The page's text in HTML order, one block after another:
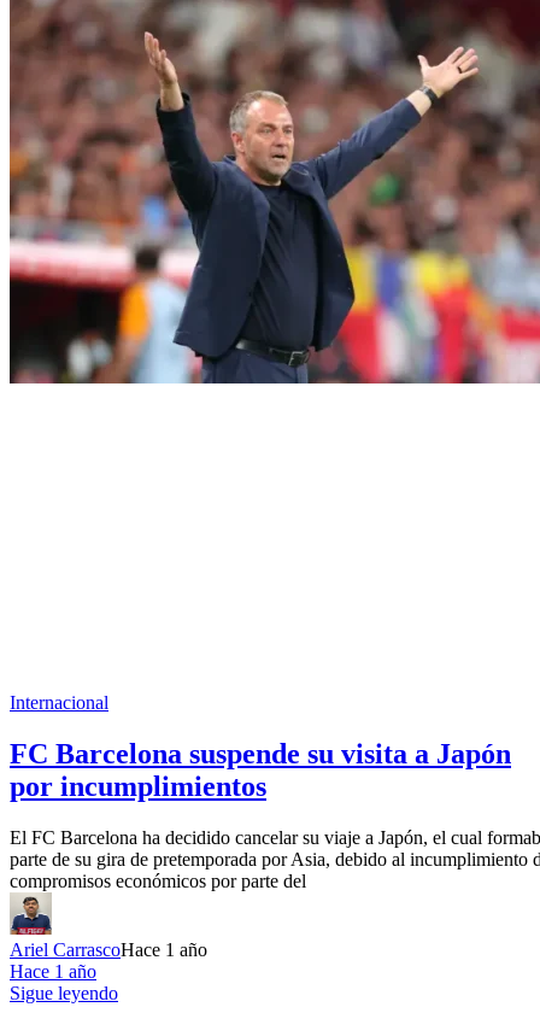
Internacional
FC Barcelona suspende su visita a Japón
por incumplimientos
El FC Barcelona ha decidido cancelar su viaje a Japón, el cual
parte de su gira de pretemporada por Asia, debido al incumplimiento
compromisos económicos por parte del
Ariel CarrascoHace 1 año
Hace 1 año
Sigue leyendo